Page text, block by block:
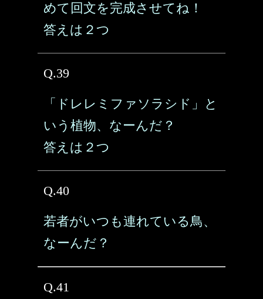
めて回文を完成させてね！
答えは２つ
Q.39
「ドレレミファソラシド」と
いう植物、なーんだ？
答えは２つ
Q.40
若者がいつも連れている鳥、
なーんだ？
Q.41